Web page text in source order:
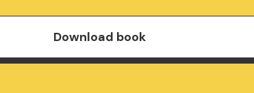
Download book